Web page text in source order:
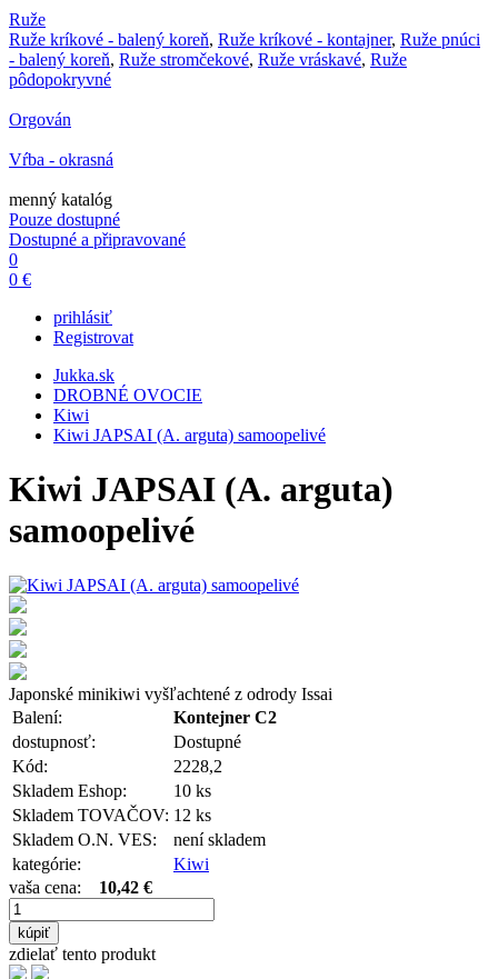
Ruže
Ruže kríkové - balený koreň, Ruže kríkové - kontajner, Ruže pnúci
- balený koreň, Ruže stromčekové, Ruže vráskavé, Ruže
pôdopokryvné
Orgován
Vŕba - okrasná
menný katalóg
Pouze dostupné
Dostupné a připravované
0
0 €
prihlásiť
Registrovat
Jukka.sk
DROBNÉ OVOCIE
Kiwi
Kiwi JAPSAI (A. arguta) samoopelivé
Kiwi JAPSAI (A. arguta)
samoopelivé
Japonské minikiwi vyšľachtené z odrody Issai
Balení:
Kontejner C2
dostupnosť:
Dostupné
Kód:
2228,2
Skladem Eshop:
10 ks
Skladem TOVAČOV: 12 ks
Skladem O.N. VES:
není skladem
kategórie:
Kiwi
vaša cena: 10,42 €
kúpiť
zdielať tento produkt